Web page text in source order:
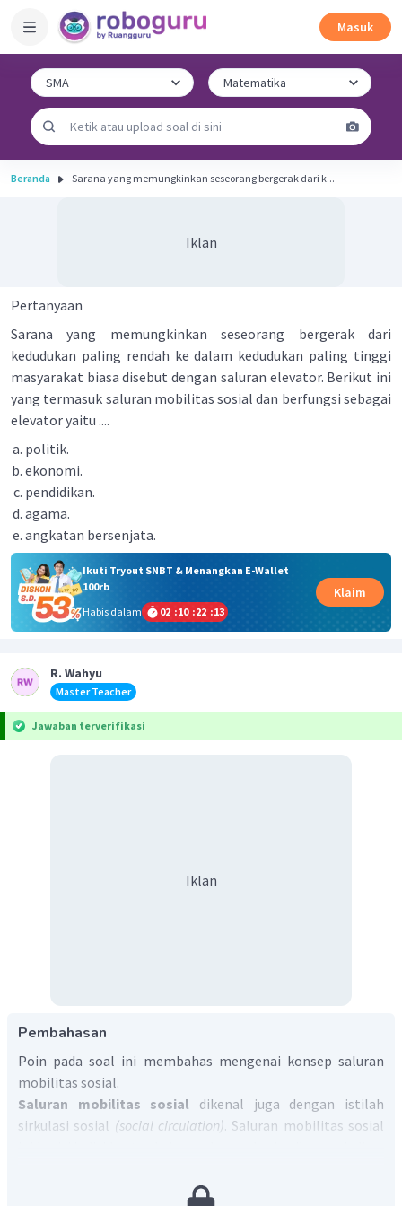
Masuk
Beranda Sarana yang memungkinkan seseorang bergerak dari k...
Iklan
Pertanyaan
Sarana yang memungkinkan seseorang bergerak dari
kedudukan paling rendah ke dalam kedudukan paling tinggi
masyarakat biasa disebut dengan saluran elevator. Berikut ini
yang termasuk saluran mobilitas sosial dan berfungsi sebagai
elevator yaitu ....
politik.
ekonomi.
pendidikan.
agama.
angkatan bersenjata.
Ikuti Tryout SNBT & Menangkan E-Wallet
100rb
Habis dalam
02 :10 :22 :13
Klaim
R. Wahyu
Master Teacher
Jawaban terverifikasi
Iklan
Pembahasan
Poin pada soal ini membahas mengenai konsep saluran
mobilitas sosial.
Saluran mobilitas sosial dikenal juga dengan istilah
sirkulasi sosial (social circulation). Saluran mobilitas sosial